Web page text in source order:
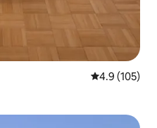
從 105 則評
4.9 (105)